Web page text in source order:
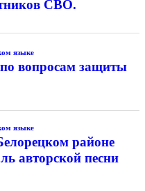
СВО.
языке
вопросам защиты
языке
районе
авторской песни